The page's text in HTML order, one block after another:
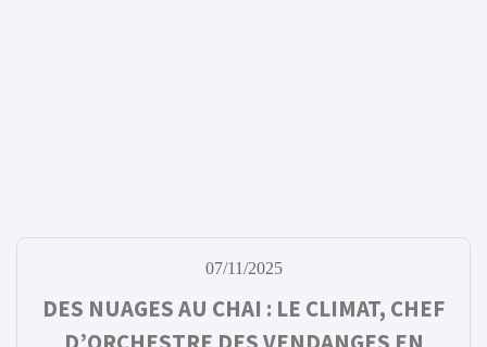
07/11/2025
DES NUAGES AU CHAI : LE CLIMAT, CHEF